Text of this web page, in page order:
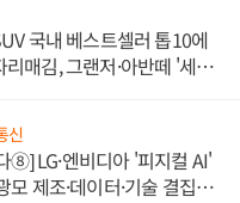
국내 베스트셀러 톱10에
매김, 그랜저·아반떼 '세단
신
⑧] LG·엔비디아 '피지컬 AI'
모 제조·데이터·기술 결집